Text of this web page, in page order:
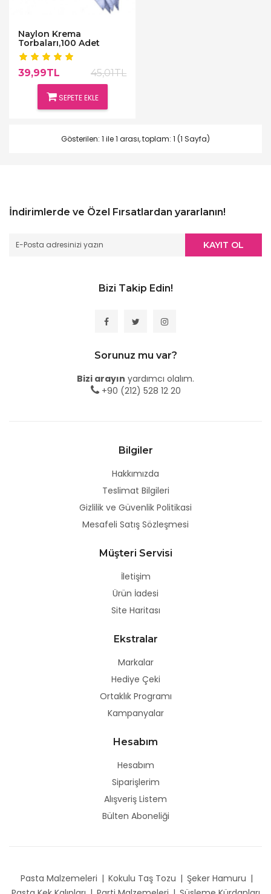
Naylon Krema
Torbaları,100 Adet
39,99TL 45,01TL
SEPETE EKLE
Gösterilen: 1 ile 1 arası, toplam: 1 (1 Sayfa)
İndirimlerde ve Özel Fırsatlardan yararlanın!
KAYIT OL
Bizi Takip Edin!
Sorunuz mu var?
Bizi arayın yardımcı olalım.
+90 (212) 528 12 20
Bilgiler
Hakkımızda
Teslimat Bilgileri
Gizlilik ve Güvenlik Politikasi
Mesafeli Satış Sözleşmesi
Müşteri Servisi
İletişim
Ürün İadesi
Site Haritası
Ekstralar
Markalar
Hediye Çeki
Ortaklık Programı
Kampanyalar
Hesabım
Hesabım
Siparişlerim
Alışveriş Listem
Bülten Aboneliği
Pasta Malzemeleri | Kokulu Taş Tozu | Şeker Hamuru |